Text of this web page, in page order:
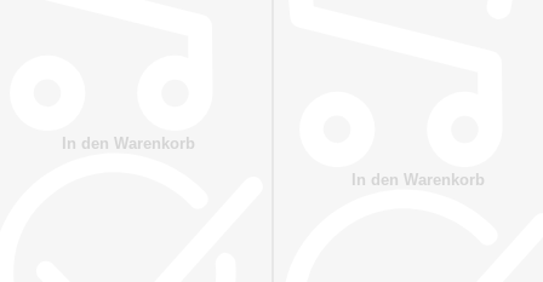
In den Warenkorb
In den Warenkorb